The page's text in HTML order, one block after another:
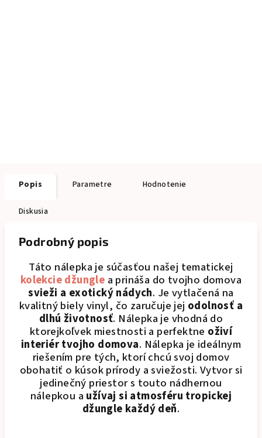
Popis Parametre Hodnotenie
Diskusia
Podrobný popis
Táto nálepka je súčasťou našej tematickej
kolekcie džungle a prináša do tvojho domova
svieži a exotický nádych. Je vytlačená na
kvalitný biely vinyl, čo zaručuje jej odolnosť a
dlhú životnosť. Nálepka je vhodná do
ktorejkoľvek miestnosti a perfektne oživí
interiér tvojho domova. Nálepka je ideálnym
riešením pre tých, ktorí chcú svoj domov
obohatiť o kúsok prírody a sviežosti. Vytvor si
jedinečný priestor s touto nádhernou
nálepkou a užívaj si atmosféru tropickej
džungle každý deň.